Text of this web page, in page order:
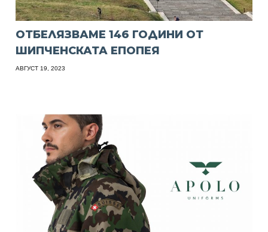
ОТБЕЛЯЗВАМЕ 146 ГОДИНИ ОТ
ШИПЧЕНСКАТА ЕПОПЕЯ
АВГУСТ 19, 2023